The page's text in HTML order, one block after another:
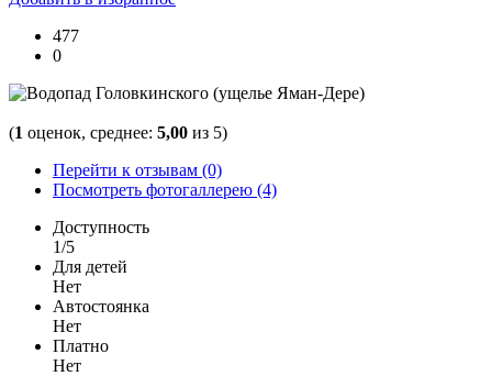
477
0
(1 оценок, среднее: 5,00 из 5)
Перейти к отзывам (0)
Посмотреть фотогаллерею (4)
Доступность
1/5
Для детей
Нет
Автостоянка
Нет
Платно
Нет